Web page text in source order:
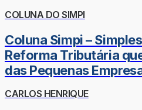
COLUNA DO SIMPI
Coluna Simpi –
Reforma Tributária
das Pequenas
CARLOS HENRIQUE